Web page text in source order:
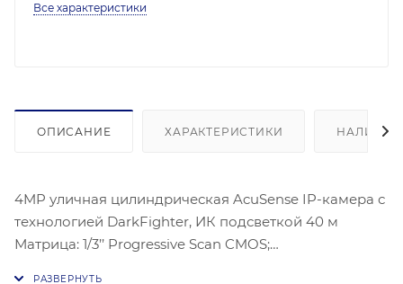
Все характеристики
ОПИСАНИЕ ХАРАКТЕРИСТИКИ НАЛИЧИЕ
4MP уличная цилиндрическая AcuSense IP-камера с
технологией DarkFighter, ИК подсветкой 40 м
Матрица: 1/3’’ Progressive Scan CMOS;